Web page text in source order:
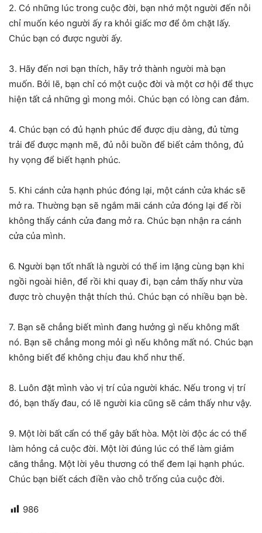
2. Có những lúc trong cuộc đời, bạn nhớ một người đến nỗi
chỉ muốn kéo người ấy ra khỏi giấc mơ để ôm chặt lấy.
Chúc bạn có được người ấy.
3. Hãy đến nơi bạn thích, hãy trở thành người mà bạn
muốn. Bởi lẽ, bạn chỉ có một cuộc đời và một cơ hội để thực
hiện tất cả những gì mong mỏi. Chúc bạn có lòng can đảm.
4. Chúc bạn có đủ hạnh phúc để được dịu dàng, đủ từng
trải để được mạnh mẽ, đủ nỗi buồn để biết cảm thông, đủ
hy vọng để biết hạnh phúc.
5. Khi cánh cửa hạnh phúc đóng lại, một cánh cửa khác sẽ
mở ra. Thường bạn sẽ ngắm mãi cánh cửa đóng lại để rồi
không thấy cánh cửa đang mở ra. Chúc bạn nhận ra cánh
cửa của mình.
6. Người bạn tốt nhất là người có thể im lặng cùng bạn khi
ngồi ngoài hiên, để rồi khi quay đi, bạn cảm thấy như vừa
được trò chuyện thật thích thú. Chúc bạn có nhiều bạn bè.
7. Bạn sẽ chẳng biết mình đang hưởng gì nếu không mất
nó. Bạn sẽ chẳng mong mỏi gì nếu không mất nó. Chúc bạn
không biết để không chịu đau khổ như thế.
8. Luôn đặt mình vào vị trí của người khác. Nếu trong vị trí
đó, bạn thấy đau, có lẽ người kia cũng sẽ cảm thấy như vậy.
9. Một lời bất cẩn có thể gây bất hòa. Một lời độc ác có thể
làm hỏng cả cuộc đời. Một lời đúng lúc có thể làm giảm
căng thẳng. Một lời yêu thương có thể đem lại hạnh phúc.
Chúc bạn biết cách điền vào chỗ trống của cuộc đời.
986